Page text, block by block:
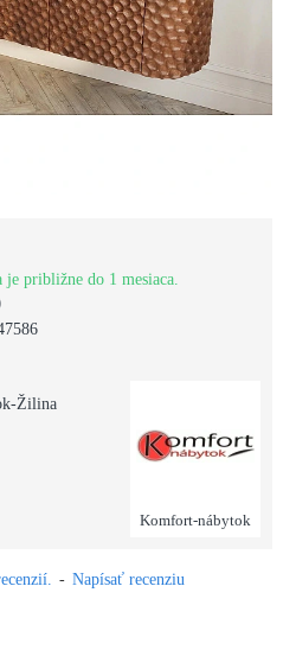
je približne do 1 mesiaca.
Žilina
Komfort-nábytok
- Napísať recenziu